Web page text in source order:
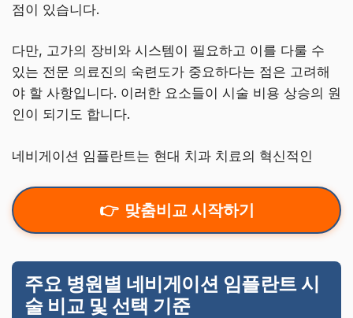
점이 있습니다.
다만, 고가의 장비와 시스템이 필요하고 이를 다룰 수
있는 전문 의료진의 숙련도가 중요하다는 점은 고려해
야 할 사항입니다. 이러한 요소들이 시술 비용 상승의 원
인이 되기도 합니다.
네비게이션 임플란트는 현대 치과 치료의 혁신적인
맞춤비교 시작하기
주요 병원별 네비게이션 임플란트 시
술 비교 및 선택 기준